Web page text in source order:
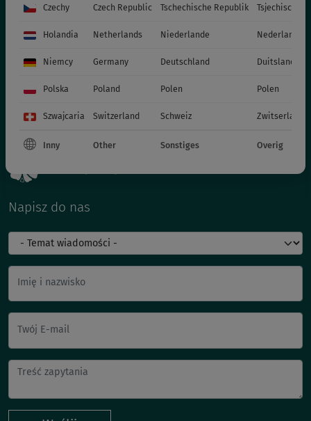
VITROFLORA Grupa Producentów Spółka z o.o.
Trzęsacz 25 86-022 Dobrcz
e-mail: info@vitroflora.com.pl
Napisz do nas
Imię i nazwisko
Twój E-mail
Czechy Czech Republic Tschechische Republik Tsjechische
Holandia Netherlands Niederlande Nederland
Niemcy Germany Deutschland Duitsland
Polska Poland Polen Polen
Szwajcaria Switzerland Schweiz Zwitserland
Inny Other Sonstiges Overig